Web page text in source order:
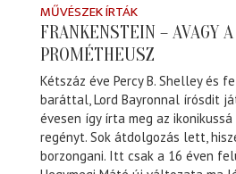
MŰVÉSZEK ÍRTÁK
FRANKENSTEIN – AVAGY
PROMÉTHEUSZ
Kétszáz éve Percy B. Shelley és
baráttal, Lord Bayronnal írósdit
évesen így írta meg az
regényt. Sok átdolgozás lett,
borzongani. Itt csak a 16 éven